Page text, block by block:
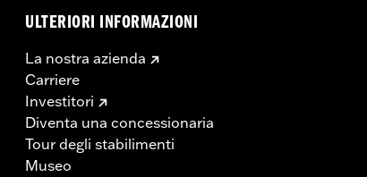
ULTERIORI INFORMAZIONI
La nostra azienda
Carriere
Investitori
Diventa una concessionaria
Tour degli stabilimenti
Museo